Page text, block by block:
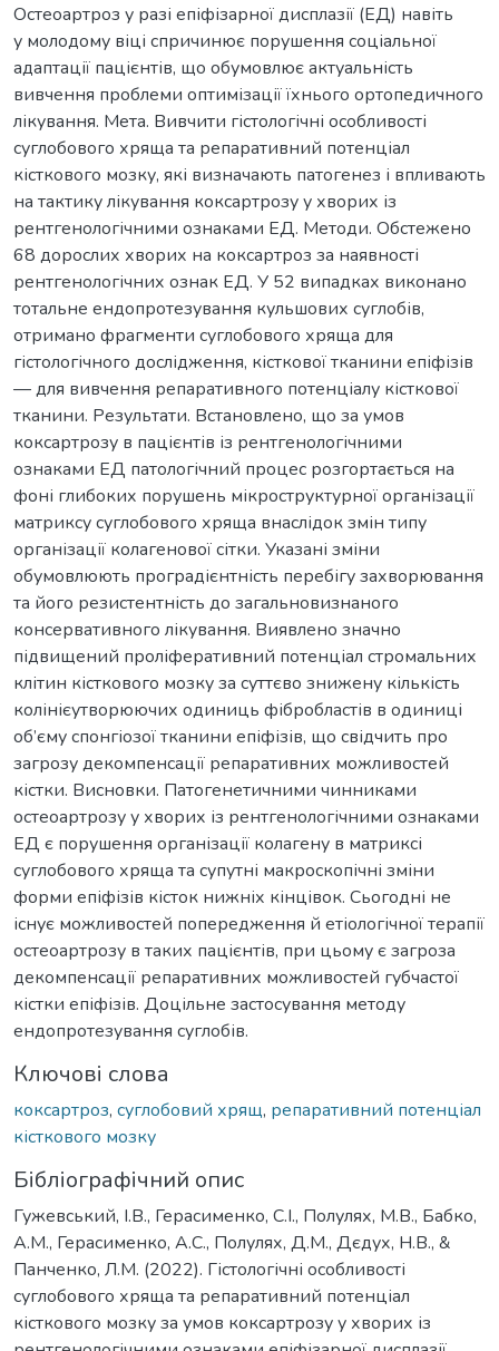
Остеоартроз у разі епіфізарної дисплазії (ЕД) навіть
у молодому віці спричинює порушення соціальної
адаптації пацієнтів, що обумовлює актуальність
вивчення проблеми оптимізації їхнього ортопедичного
лікування. Мета. Вивчити гістологічні особливості
суглобового хряща та репаративний потенціал
кісткового мозку, які визначають патогенез і впливають
на тактику лікування коксартрозу у хворих із
рентгенологічними ознаками ЕД. Методи. Обстежено
68 дорослих хворих на коксартроз за наявності
рентгенологічних ознак ЕД. У 52 випадках виконано
тотальне ендопротезування кульшових суглобів,
отримано фрагменти суглобового хряща для
гістологічного дослідження, кісткової тканини епіфізів
— для вивчення репаративного потенціалу кісткової
тканини. Результати. Встановлено, що за умов
коксартрозу в пацієнтів із рентгенологічними
ознаками ЕД патологічний процес розгортається на
фоні глибоких порушень мікроструктурної організації
матриксу суглобового хряща внаслідок змін типу
організації колагенової сітки. Указані зміни
обумовлюють проградієнтність перебігу захворювання
та його резистентність до загальновизнаного
консервативного лікування. Виявлено значно
підвищений проліферативний потенціал стромальних
клітин кісткового мозку за суттєво знижену кількість
колінієутворюючих одиниць фібробластів в одиниці
об’єму спонгіозої тканини епіфізів, що свідчить про
загрозу декомпенсації репаративних можливостей
кістки. Висновки. Патогенетичними чинниками
остеоартрозу у хворих із рентгенологічними ознаками
ЕД є порушення організації колагену в матриксі
суглобового хряща та супутні макроскопічні зміни
форми епіфізів кісток нижніх кінцівок. Сьогодні не
існує можливостей попередження й етіологічної терапії
остеоартрозу в таких пацієнтів, при цьому є загроза
декомпенсації репаративних можливостей губчастої
кістки епіфізів. Доцільне застосування методу
ендопротезування суглобів.
Ключові слова
коксартроз, суглобовий хрящ, репаративний потенціал
кісткового мозку
Бібліографічний опис
Гужевський, І.В., Герасименко, С.І., Полулях, М.В., Бабко,
А.М., Герасименко, А.С., Полулях, Д.М., Дєдух, Н.В., &
Панченко, Л.М. (2022). Гістологічні особливості
суглобового хряща та репаративний потенціал
кісткового мозку за умов коксартрозу у хворих із